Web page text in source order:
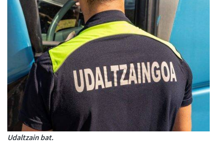
Udaltzain bat.